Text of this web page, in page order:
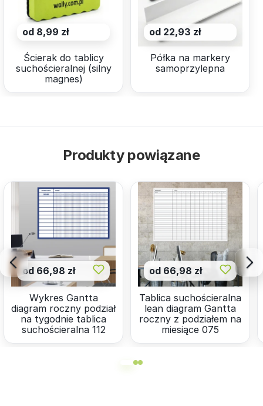
od 8,99 zł
Ścierak do tablicy
suchościeralnej (silny
magnes)
od 22,93 zł
Półka na markery
samoprzylepna
Produkty powiązane
od 66,98 zł
Wykres Gantta
diagram roczny podział
na tygodnie tablica
suchościeralna 112
od 66,98 zł
Tablica suchościeralna
lean diagram Gantta
roczny z podziałem na
miesiące 075